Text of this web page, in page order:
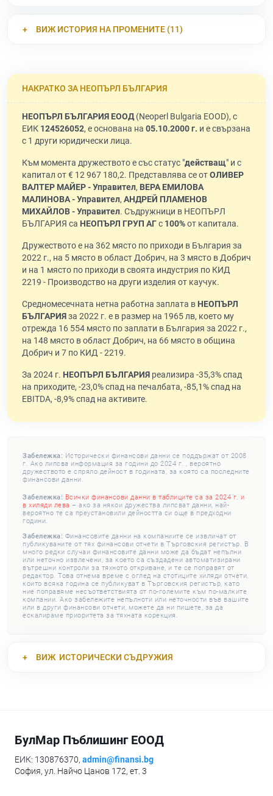
ВИЖ ИСТОРИЯ НА ПРОМЕНИТЕ (11)
НАКРАТКО ЗА НЕОПЪРЛ БЪЛГАРИЯ
НЕОПЪРЛ БЪЛГАРИЯ ЕООД(Neoperl Bulgaria EOOD), с
ЕИК 124526052, е основана на 05.10.2000 г. и е свързана
с 1 други юридически лица.
Към момента дружеството е със статус "действащ" и с
капитал от € 12 967 180,2. Представлява се отОЛИВЕР
ВАЛТЕР МАЙЕР - Управител, ВЕРА ЕМИЛОВА
МАЛИНОВА - Управител, АНДРЕЙ ПЛАМЕНОВ
МИХАЙЛОВ - Управител. Съдружници в НЕОПЪРЛ
БЪЛГАРИЯ са НЕОПЪРЛ ГРУП АГс 100%от капитала.
Дружеството е на 362 място по приходи в България за
2022 г., на 5 място в област Добрич, на 3 място в Добрич
и на 1 място по приходи в своята индустрия по КИД
2219 - Производство на други изделия от каучук.
Средномесечната нетна работна заплата в НЕОПЪРЛ
БЪЛГАРИЯза 2022 г. е в размер на 1965 лв, което му
отрежда 16 554 място по заплати в България за 2022 г.,
на 148 място в област Добрич, на 66 място в община
Добрич и 7 по КИД - 2219.
За 2024 г. НЕОПЪРЛ БЪЛГАРИЯ реализира -35,3% спад
на приходите, -23,0% спад на печалбата, -85,1% спад на
EBITDA, -8,9% спад на активите.
Забележка: Исторически финансови данни се поддържат от 2008
г. Ако липсва информация за години до 2024 г. , вероятно
дружеството е спряло дейност в годината, за която са последните
финансови данни.
Забележка: Всички финансови данни в таблиците са за 2024 г. и
в хиляди лева – ако за някои дружества липсват данни, най-
вероятно те са преустановили дейността си още в предходни
години.
Забележка: Финансовите данни на компаниите се извличат от
публикуваните от тях финансови отчети в Търговския регистър. В
много редки случаи финансовите данни може да бъдат непълни
или неточно извлечени, за което са създадени автоматизирани
вътрешни контроли за тяхното откриване, и те се поправят от
редактор. Това отнема време с оглед на стотиците хиляди отчети,
които всяка година се публикуват в Търговския регистър, като
ние поправяме несъответствията от по-големите към по-малките
компании. Ако забележите непълноти или неточности във вашите
или в други финансови отчети, можете да ни пишете, за да
ескалираме приоритета за тяхната корекция.
ВИЖ ИСТОРИЧЕСКИ СЪДРУЖИЯ
БулМар Пъблишинг ЕООД
ЕИК: 130876370, admin@finansi.bg
София, ул. Найчо Цанов 172, ет. 3